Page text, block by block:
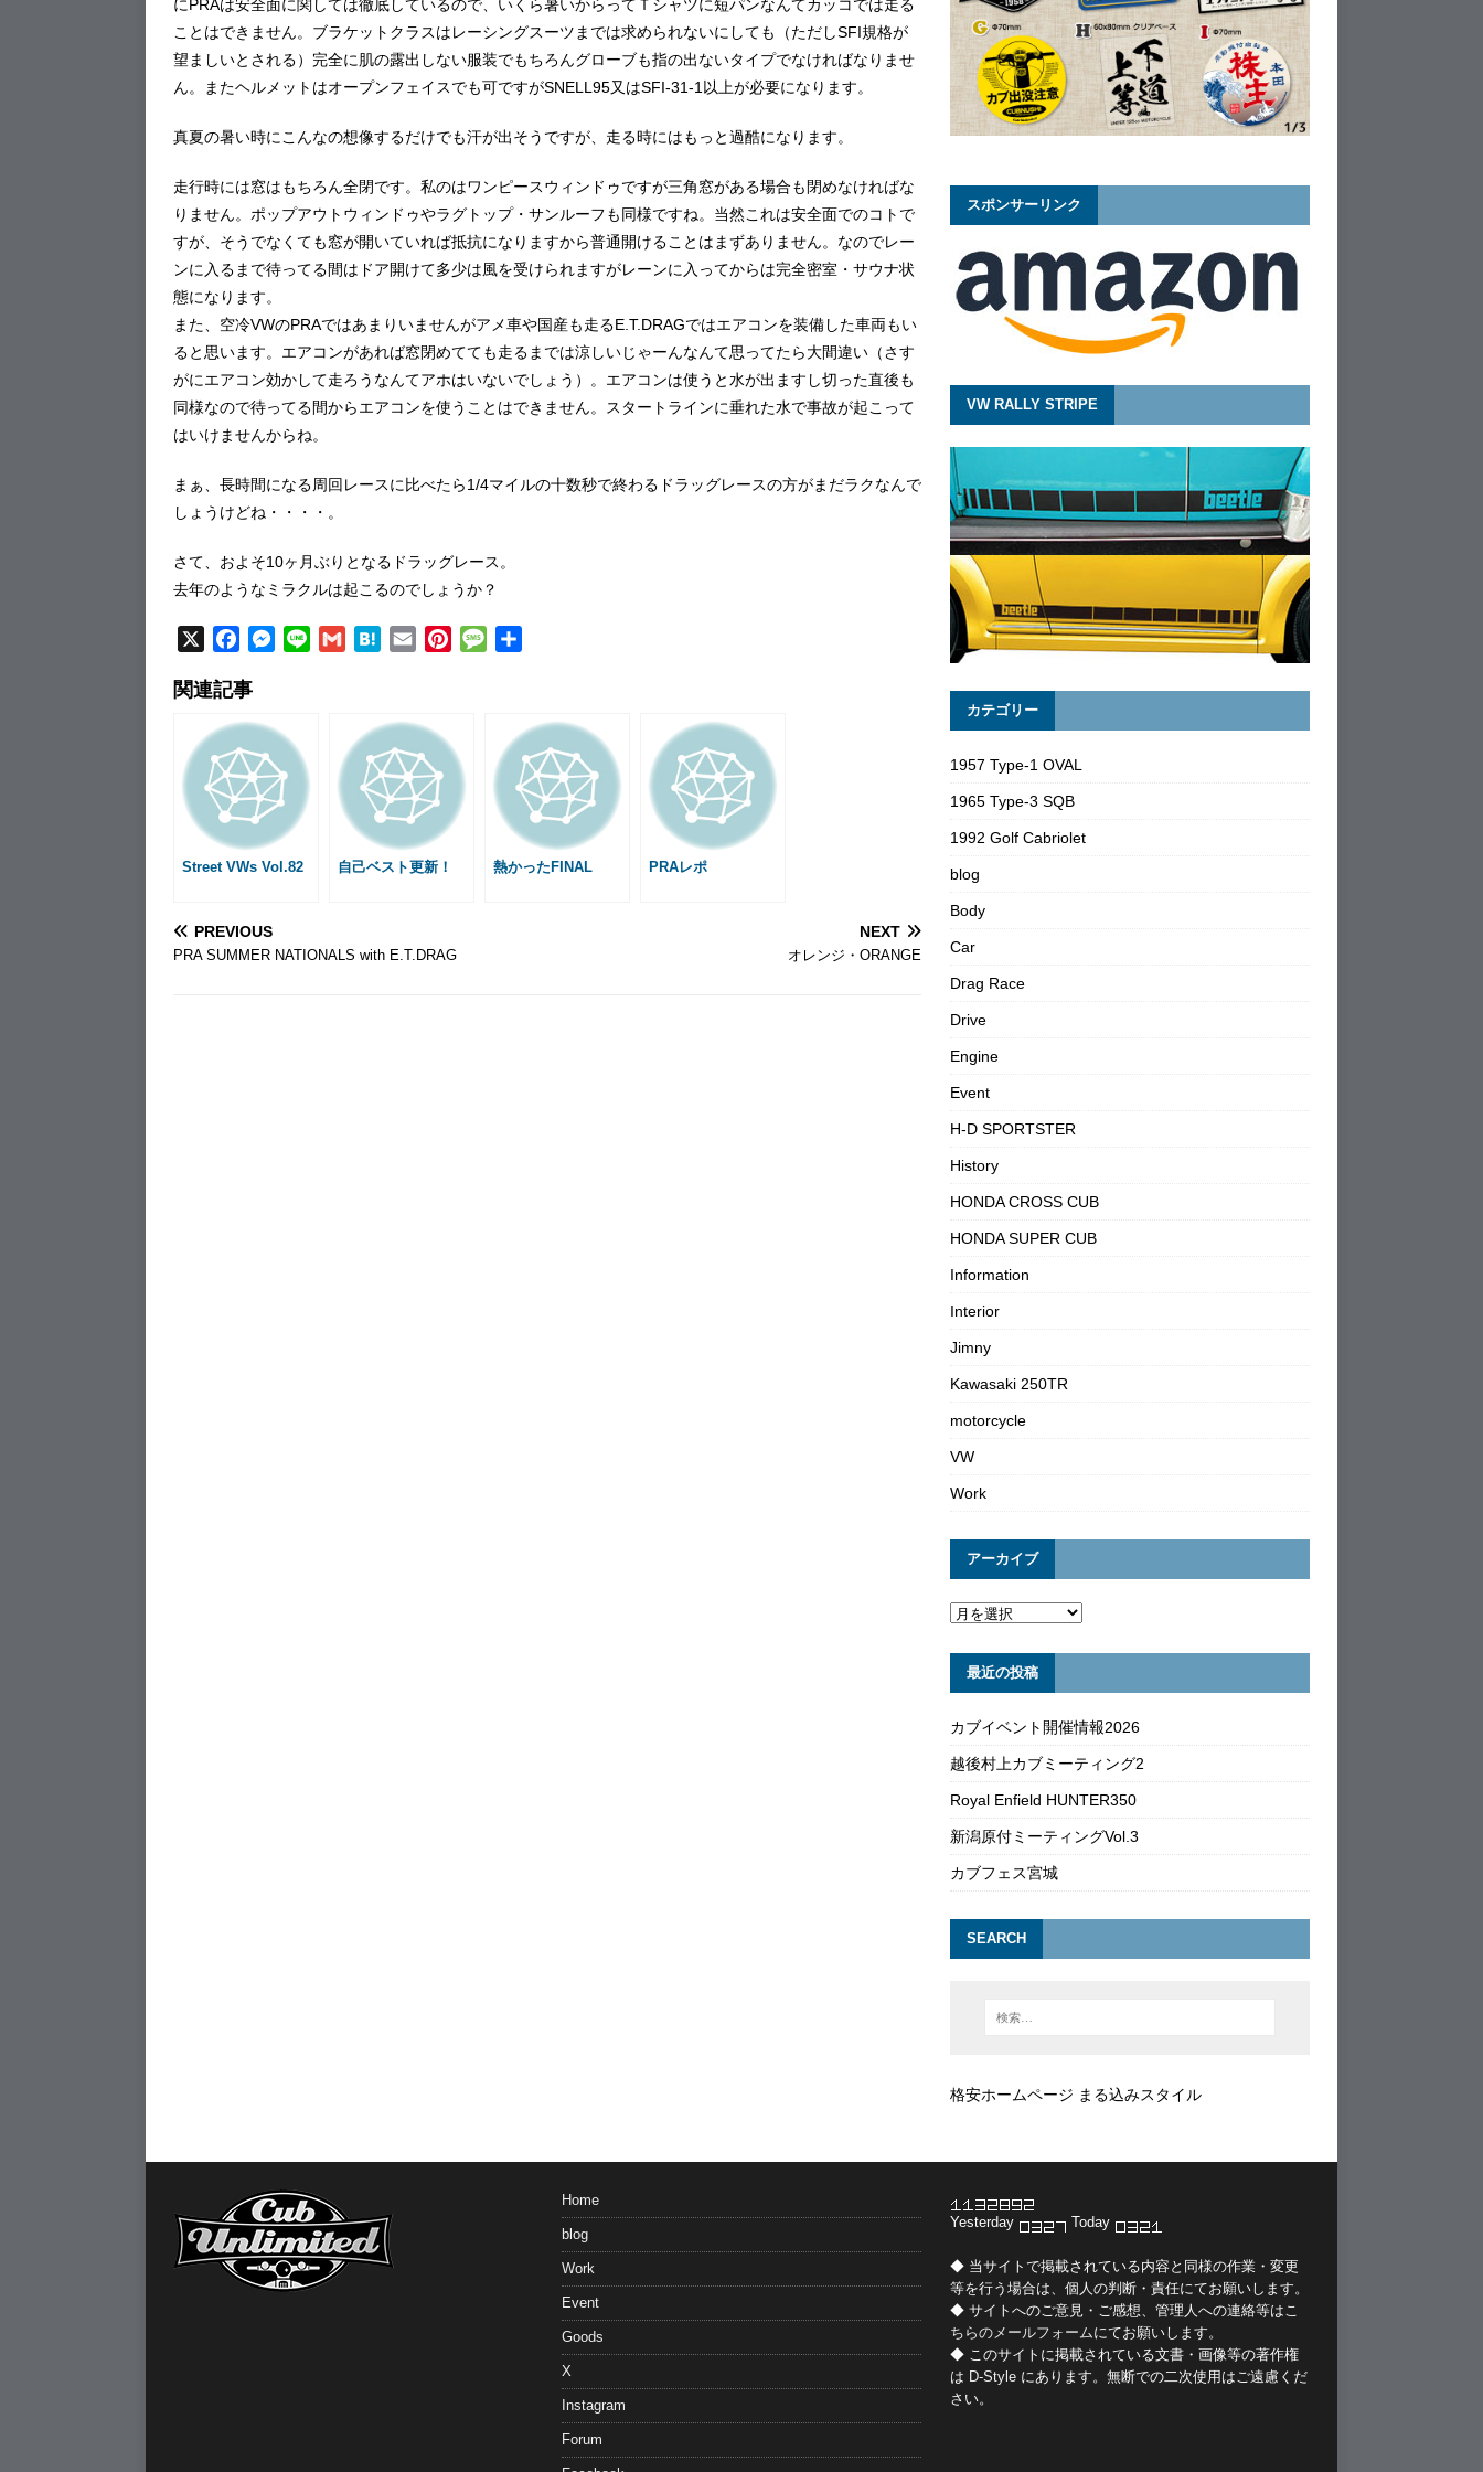
にPRAは安全面に関しては徹底しているので、いくら暑いからってＴシャツに短パンなんてカッコでは走る
ことはできません。ブラケットクラスはレーシングスーツまでは求められないにしても（ただしSFI規格が
望ましいとされる）完全に肌の露出しない服装でもちろんグローブも指の出ないタイプでなければなりませ
ん。またヘルメットはオープンフェイスでも可ですがSNELL95又はSFI-31-1以上が必要になります。
真夏の暑い時にこんなの想像するだけでも汗が出そうですが、走る時にはもっと過酷になります。
走行時には窓はもちろん全閉です。私のはワンピースウィンドゥですが三角窓がある場合も閉めなければな
りません。ポップアウトウィンドゥやラグトップ・サンルーフも同様ですね。当然これは安全面でのコトで
すが、そうでなくても窓が開いていれば抵抗になりますから普通開けることはまずありません。なのでレー
ンに入るまで待ってる間はドア開けて多少は風を受けられますがレーンに入ってからは完全密室・サウナ状
態になります。
また、空冷VWのPRAではあまりいませんがアメ車や国産も走るE.T.DRAGではエアコンを装備した車両もい
ると思います。エアコンがあれば窓閉めてても走るまでは涼しいじゃーんなんて思ってたら大間違い（さす
がにエアコン効かして走ろうなんてアホはいないでしょう）。エアコンは使うと水が出ますし切った直後も
同様なので待ってる間からエアコンを使うことはできません。スタートラインに垂れた水で事故が起こって
はいけませんからね。
まぁ、長時間になる周回レースに比べたら1/4マイルの十数秒で終わるドラッグレースの方がまだラクなんで
しょうけどね・・・・。
さて、およそ10ヶ月ぶりとなるドラッグレース。
去年のようなミラクルは起こるのでしょうか？
c
e
b
o
o
k
M
e
n
g
H
a
P
e
s
g
e
関連記事
Street VWs Vol.82 自己ベスト更新！ 熱かったFINAL PRAレポ
PREVIOUS
PRA SUMMER NATIONALS with E.T.DRAG
NEXT
オレンジ・ORANGE
スポンサーリンク
VW RALLY STRIPE
カテゴリー
1957 Type-1 OVAL
1965 Type-3 SQB
1992 Golf Cabriolet
blog
Body
Car
Drag Race
Drive
Engine
Event
H-D SPORTSTER
History
HONDA CROSS CUB
HONDA SUPER CUB
Information
Interior
Jimny
Kawasaki 250TR
motorcycle
VW
Work
アーカイブ
最近の投稿
カブイベント開催情報2026
越後村上カブミーティング2
Royal Enfield HUNTER350
新潟原付ミーティングVol.3
カブフェス宮城
SEARCH
格安ホームページ まる込みスタイル
Home
blog
Work
Event
Goods
X
Instagram
Forum
Yesterday Today
◆ 当サイトで掲載されている内容と同様の作業・変更
等を行う場合は、個人の判断・責任にてお願いします。
◆ サイトへのご意見・ご感想、管理人への連絡等は こ
ちらのメールフォームにてお願いします。
◆ このサイトに掲載されている文書・画像等の著作権
は D-Styleにあります。無断での二次使用はご遠慮くだ
さい。